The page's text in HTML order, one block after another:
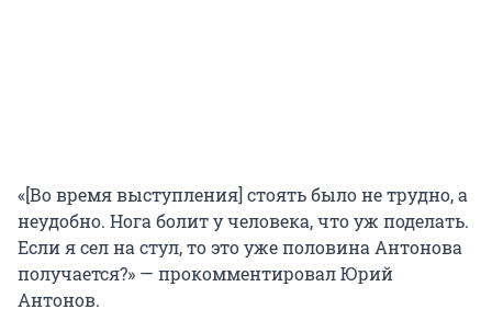
«[Во время выступления] стоять было не трудно, а
неудобно. Нога болит у человека, что уж поделать.
Если я сел на стул, то это уже половина Антонова
получается?» — прокомментировал Юрий
Антонов.